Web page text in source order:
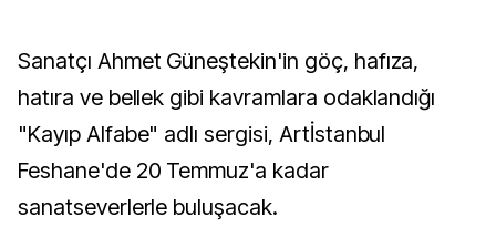
Sanatçı Ahmet Güneştekin'in göç, hafıza,
hatıra ve bellek gibi kavramlara odaklandığı
"Kayıp Alfabe" adlı sergisi, Artİstanbul
Feshane'de 20 Temmuz'a kadar
sanatseverlerle buluşacak.